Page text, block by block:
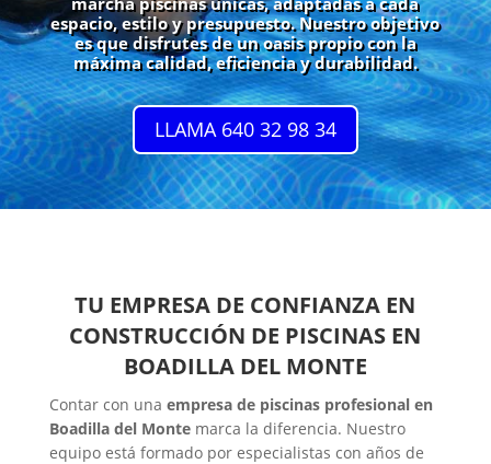
espacio, estilo y presupuesto. Nuestro objetivo
es que disfrutes de un oasis propio con la
máxima calidad, eficiencia y durabilidad.
LLAMA 640 32 98 34
TU EMPRESA DE CONFIANZA EN
CONSTRUCCIÓN DE PISCINAS EN
BOADILLA DEL MONTE
Contar con una empresa de piscinas profesional en
Boadilla del Montemarca la diferencia. Nuestro
equipo está formado por especialistas con años de